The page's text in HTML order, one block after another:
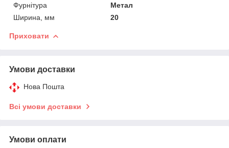
Фурнітура
Метал
Ширина, мм
20
Приховати
Умови доставки
Нова Пошта
Всі умови доставки
Умови оплати